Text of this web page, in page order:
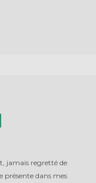
jamais regretté de
présente dans mes